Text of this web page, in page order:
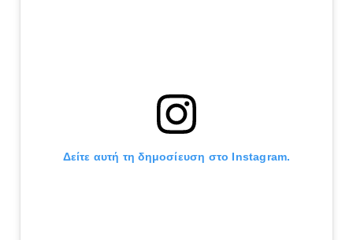
Δείτε αυτή τη δημοσίευση στο Instagram.